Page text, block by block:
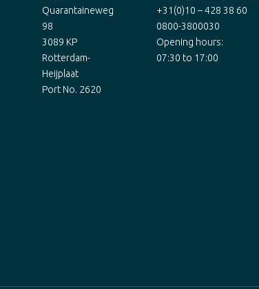
Quarantaineweg
98
3089 KP
Rotterdam-
Heijplaat
Port No. 2620
+31(0)10 – 428 38 60
0800-3800030
Opening hours:
07:30 to 17:00